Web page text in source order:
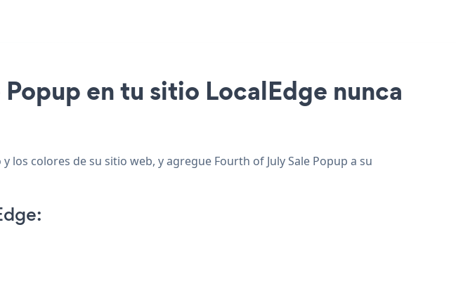
en tu sitio LocalEdge nunca
los colores de su sitio web, y agregue Fourth of July Sale Popup a su